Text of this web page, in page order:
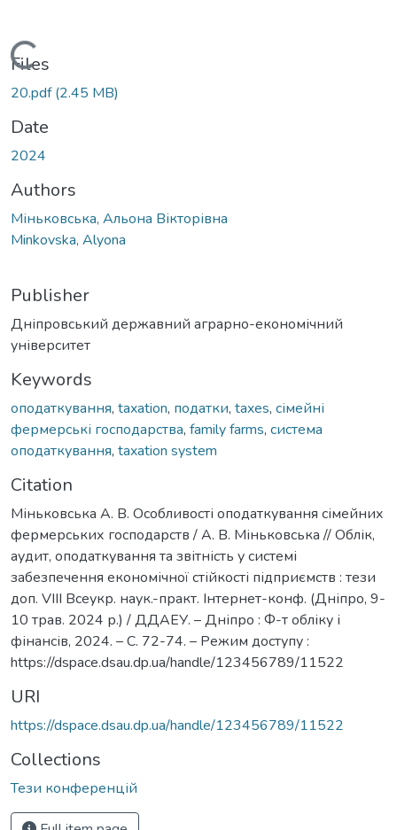
Loading...
Files
20.pdf(2.45 MB)
Date
2024
Authors
Міньковська, Альона Вікторівна
Minkovska, Alyona
Publisher
Дніпровський державний аграрно-економічний
університет
Keywords
оподаткування, taxation, податки, taxes, сімейні
фермерські господарства, family farms, система
оподаткування, taxation system
Citation
Міньковська А. В. Особливості оподаткування сімейних
фермерських господарств / А. В. Міньковська // Облік,
аудит, оподаткування та звітність у системі
забезпечення економічної стійкості підприємств : тези
доп. VІІІ Всеукр. наук.-практ. Інтернет-конф. (Дніпро, 9-
10 трав. 2024 р.) / ДДАЕУ. – Дніпро : Ф-т обліку і
фінансів, 2024. – С. 72-74. – Режим доступу :
https://dspace.dsau.dp.ua/handle/123456789/11522
URI
https://dspace.dsau.dp.ua/handle/123456789/11522
Collections
Тези конференцій